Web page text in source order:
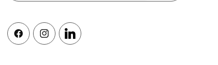
FacebookInstagramVimeo